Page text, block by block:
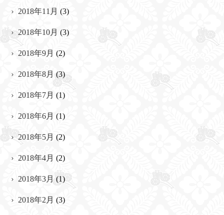
2018年11月 (3)
2018年10月 (3)
2018年9月 (2)
2018年8月 (3)
2018年7月 (1)
2018年6月 (1)
2018年5月 (2)
2018年4月 (2)
2018年3月 (1)
2018年2月 (3)